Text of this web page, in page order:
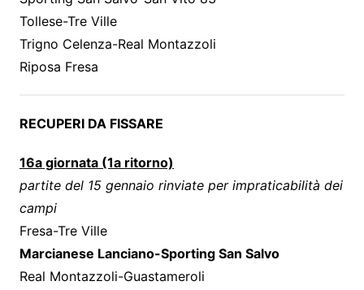
Tollese-Tre Ville
Trigno Celenza-Real Montazzoli
Riposa Fresa
RECUPERI DA FISSARE
16a giornata (1a ritorno)
partite del 15 gennaio rinviate per impraticabilità dei
campi
Fresa-Tre Ville
Marcianese Lanciano-Sporting San Salvo
Real Montazzoli-Guastameroli